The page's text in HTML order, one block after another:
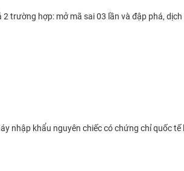
trường hợp: mở mã sai 03 lần và đập phá, dịch
nhập khẩu nguyên chiếc có chứng chỉ quốc